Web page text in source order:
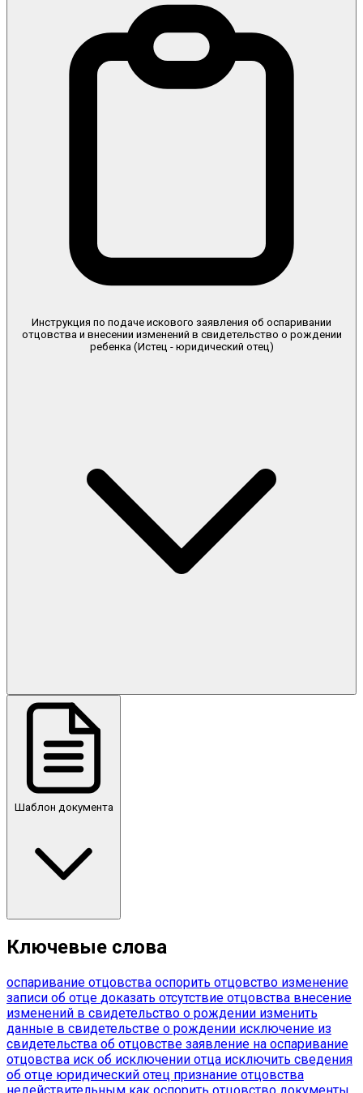
Инструкция по подаче искового заявления об оспаривании
отцовства и внесении изменений в свидетельство о рождении
ребенка (Истец - юридический отец)
Шаблон документа
Ключевые слова
оспаривание отцовства оспорить отцовство изменение
записи об отце доказать отсутствие отцовства внесение
изменений в свидетельство о рождении изменить
данные в свидетельстве о рождении исключение из
свидетельства об отцовстве заявление на оспаривание
отцовства иск об исключении отца исключить сведения
об отце юридический отец признание отцовства
недействительным как оспорить отцовство документы